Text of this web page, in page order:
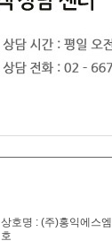
상호명 : (주)홍익에스
호